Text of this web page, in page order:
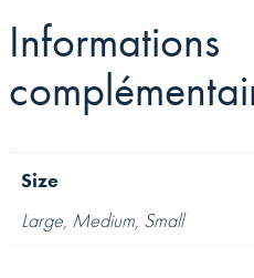
Informations
Size
Large, Medium, Small